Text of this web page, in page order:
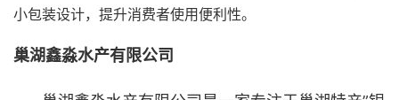
小包装设计，提升消费者使用便利性。
巢湖鑫淼水产有限公司